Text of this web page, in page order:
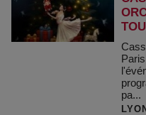
pa...
LYON